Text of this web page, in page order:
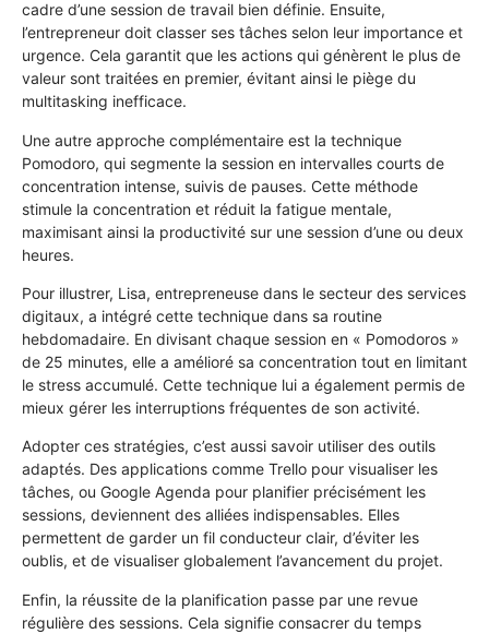
cadre d’une session de travail bien définie. Ensuite,
l’entrepreneur doit classer ses tâches selon leur importance et
urgence. Cela garantit que les actions qui génèrent le plus de
valeur sont traitées en premier, évitant ainsi le piège du
multitasking inefficace.
Une autre approche complémentaire est la technique
Pomodoro, qui segmente la session en intervalles courts de
concentration intense, suivis de pauses. Cette méthode
stimule la concentration et réduit la fatigue mentale,
maximisant ainsi la productivité sur une session d’une ou deux
heures.
Pour illustrer, Lisa, entrepreneuse dans le secteur des services
digitaux, a intégré cette technique dans sa routine
hebdomadaire. En divisant chaque session en « Pomodoros »
de 25 minutes, elle a amélioré sa concentration tout en limitant
le stress accumulé. Cette technique lui a également permis de
mieux gérer les interruptions fréquentes de son activité.
Adopter ces stratégies, c’est aussi savoir utiliser des outils
adaptés. Des applications comme Trello pour visualiser les
tâches, ou Google Agenda pour planifier précisément les
sessions, deviennent des alliées indispensables. Elles
permettent de garder un fil conducteur clair, d’éviter les
oublis, et de visualiser globalement l’avancement du projet.
Enfin, la réussite de la planification passe par une revue
régulière des sessions. Cela signifie consacrer du temps